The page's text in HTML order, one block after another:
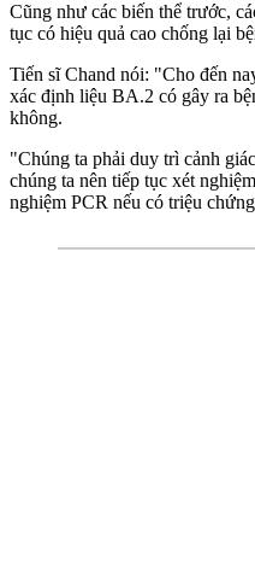
Cũng như các biến thể trước,
tục có hiệu quả cao chống lại
Tiến sĩ Chand nói: "Cho đến
xác định liệu BA.2 có gây ra
không.
"Chúng ta phải duy trì cảnh
chúng ta nên tiếp tục xét
nghiệm PCR nếu có triệu